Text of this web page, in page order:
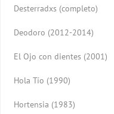
Desterradxs (completo)
Deodoro (2012-2014)
El Ojo con dientes (2001)
Hola Tío (1990)
Hortensia (1983)